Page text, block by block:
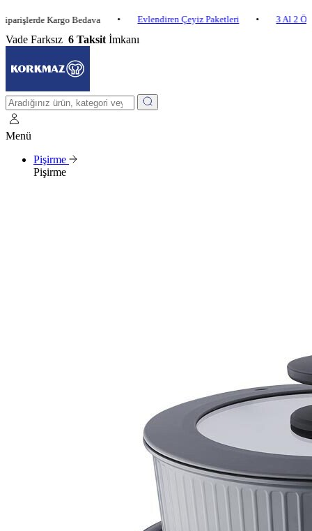
Kargo Bedava • Evlendiren Çeyiz Paketleri • 3 Al 2 Öde •
Vade Farksız 6 Taksit İmkanı
Menü
Pişirme
Pişirme